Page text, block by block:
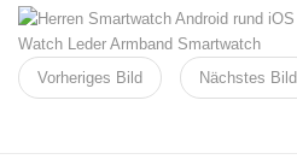
Vorheriges Bild Nächstes Bild